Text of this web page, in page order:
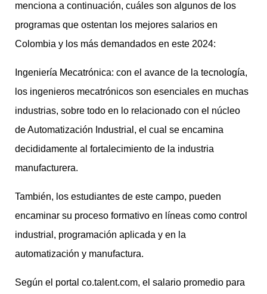
menciona a continuación, cuáles son algunos de los
programas que ostentan los mejores salarios en
Colombia y los más demandados en este 2024:
Ingeniería Mecatrónica: con el avance de la tecnología,
los ingenieros mecatrónicos son esenciales en muchas
industrias, sobre todo en lo relacionado con el núcleo
de Automatización Industrial, el cual se encamina
decididamente al fortalecimiento de la industria
manufacturera.
También, los estudiantes de este campo, pueden
encaminar su proceso formativo en líneas como control
industrial, programación aplicada y en la
automatización y manufactura.
Según el portal co.talent.com, el salario promedio para